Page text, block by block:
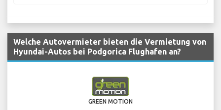
Welche Autovermieter bieten die Vermietung von
Hyundai-Autos bei Podgorica Flughafen an?
GREEN MOTION